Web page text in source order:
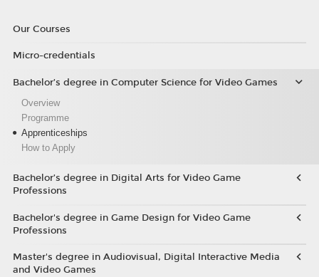
Our Courses
Micro-credentials
Bachelor’s degree in Computer Science for Video Games
Overview
Programme
Apprenticeships
How to Apply
Bachelor’s degree in Digital Arts for Video Game
Professions
Bachelor's degree in Game Design for Video Game
Professions
Master's degree in Audiovisual, Digital Interactive Media
and Video Games